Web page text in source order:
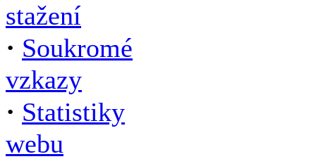
stažení
· Soukromé
vzkazy
· Statistiky
webu